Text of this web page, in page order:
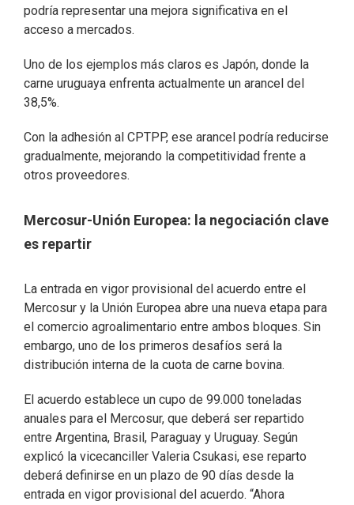
podría representar una mejora significativa en el
acceso a mercados.
Uno de los ejemplos más claros es Japón, donde la
carne uruguaya enfrenta actualmente un arancel del
38,5%.
Con la adhesión al CPTPP, ese arancel podría reducirse
gradualmente, mejorando la competitividad frente a
otros proveedores.
Mercosur-Unión Europea: la negociación clave
es repartir
La entrada en vigor provisional del acuerdo entre el
Mercosur y la Unión Europea abre una nueva etapa para
el comercio agroalimentario entre ambos bloques. Sin
embargo, uno de los primeros desafíos será la
distribución interna de la cuota de carne bovina.
El acuerdo establece un cupo de 99.000 toneladas
anuales para el Mercosur, que deberá ser repartido
entre Argentina, Brasil, Paraguay y Uruguay. Según
explicó la vicecanciller Valeria Csukasi, ese reparto
deberá definirse en un plazo de 90 días desde la
entrada en vigor provisional del acuerdo. “Ahora